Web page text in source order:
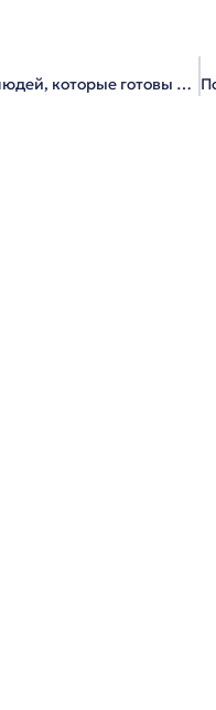
Сейчас очень трудно найти людей, которые готовы брать на себя ответственность и быть щитом у губернатора».